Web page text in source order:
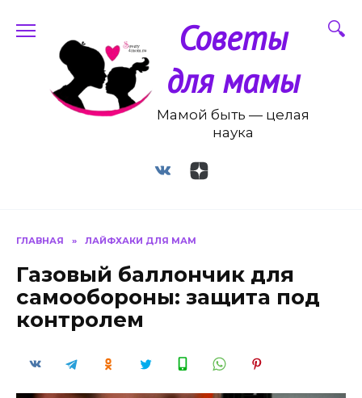
содержанию
Советы
для мамы
Мамой быть — целая
наука
ГЛАВНАЯ » ЛАЙФХАКИ ДЛЯ МАМ
Газовый баллончик для
самообороны: защита под
контролем